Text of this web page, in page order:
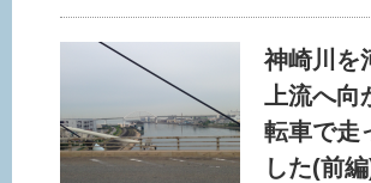
神崎川を
上流へ向
転車で走
した(前